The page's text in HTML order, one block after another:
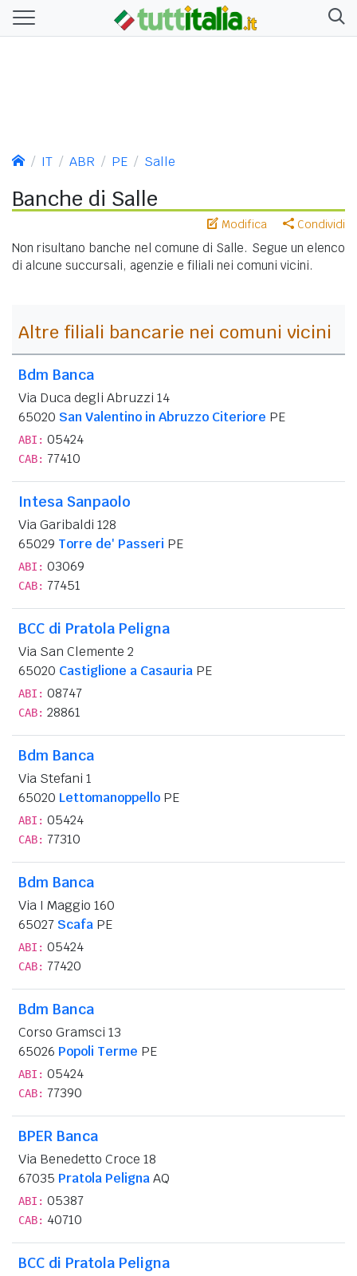
IT ABR PE Salle
Banche di Salle
Modifica Condividi
Non risultano banche nel comune di Salle. Segue un elenco
di alcune succursali, agenzie e filiali nei comuni vicini.
Altre filiali bancarie nei comuni vicini
Bdm Banca
Via Duca degli Abruzzi 14
65020 San Valentino in Abruzzo Citeriore PE
ABI: 05424
CAB: 77410
Intesa Sanpaolo
Via Garibaldi 128
65029 Torre de' Passeri PE
ABI: 03069
CAB: 77451
BCC di Pratola Peligna
Via San Clemente 2
65020 Castiglione a Casauria PE
ABI: 08747
CAB: 28861
Bdm Banca
Via Stefani 1
65020 Lettomanoppello PE
ABI: 05424
CAB: 77310
Bdm Banca
Via I Maggio 160
65027 Scafa PE
ABI: 05424
CAB: 77420
Bdm Banca
Corso Gramsci 13
65026 Popoli Terme PE
ABI: 05424
CAB: 77390
BPER Banca
Via Benedetto Croce 18
67035 Pratola PelignaAQ
ABI: 05387
CAB: 40710
BCC di Pratola Peligna